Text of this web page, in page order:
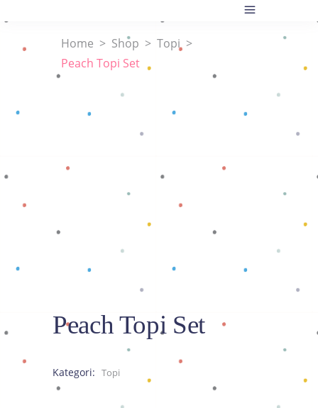
Home > Shop > Topi>
Peach Topi Set
Peach Topi Set
Kategori: Topi